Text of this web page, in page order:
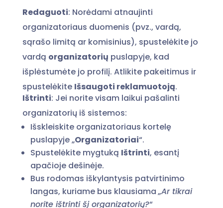
Redaguoti: Norėdami atnaujinti
organizatoriaus duomenis (pvz., vardą,
sąrašo limitą ar komisinius), spustelėkite jo
vardą organizatorių puslapyje, kad
išplėstumėte jo profilį. Atlikite pakeitimus ir
spustelėkite Išsaugoti reklamuotoją.
Ištrinti: Jei norite visam laikui pašalinti
organizatorių iš sistemos:
Išskleiskite organizatoriaus kortelę
puslapyje „Organizatoriai“.
Spustelėkite mygtuką Ištrinti, esantį
apačioje dešinėje.
Bus rodomas iškylantysis patvirtinimo
langas, kuriame bus klausiama„Ar tikrai
norite ištrinti šį organizatorių?“